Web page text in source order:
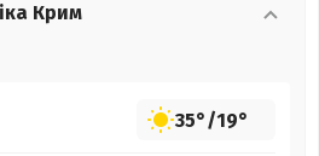
Крим
35°/19°